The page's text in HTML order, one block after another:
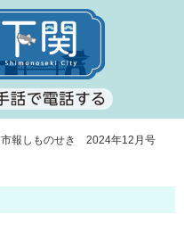
市報しものせき 2024年12月号